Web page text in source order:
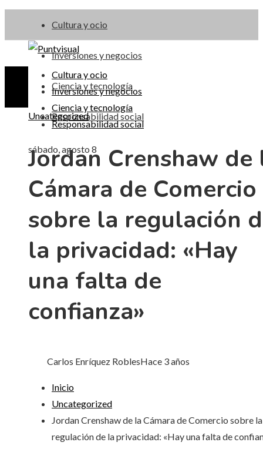
Cultura y ocio
Inversiones y negocios
Ciencia y tecnología
Responsabilidad social
sábado, agosto 8
Cultura y ocio
Inversiones y negocios
Ciencia y tecnología
Responsabilidad social
Uncategorized
Jordan Crenshaw de
Cámara de Comercio
sobre la regulación
la privacidad: «Hay
una falta de
confianza»
Carlos Enríquez RoblesHace 3 años
Inicio
Uncategorized
Jordan Crenshaw de la Cámara de Comercio sobre la
regulación de la privacidad: «Hay una falta de